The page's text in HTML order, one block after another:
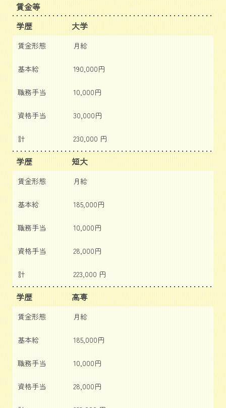
賃金等
学歴
大学
賃金形態 月給
基本給 190,000円
職務手当 10,000円
資格手当 30,000円
計 230,000 円
学歴 短大
賃金形態 月給
基本給 185,000円
職務手当 10,000円
資格手当 28,000円
計 223,000 円
学歴 高専
賃金形態 月給
基本給 185,000円
職務手当 10,000円
資格手当 28,000円